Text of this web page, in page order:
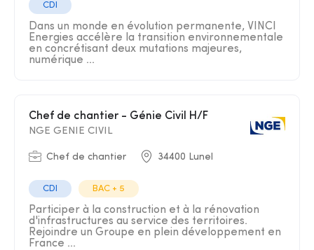
CDI
Dans un monde en évolution permanente, VINCI
Energies accélère la transition environnementale
en concrétisant deux mutations majeures,
numérique ...
Chef de chantier - Génie Civil H/F
NGE GENIE CIVIL
Chef de chantier 34400 Lunel
CDI BAC + 5
Participer à la construction et à la rénovation
d'infrastructures au service des territoires.
Rejoindre un Groupe en plein développement en
France ...